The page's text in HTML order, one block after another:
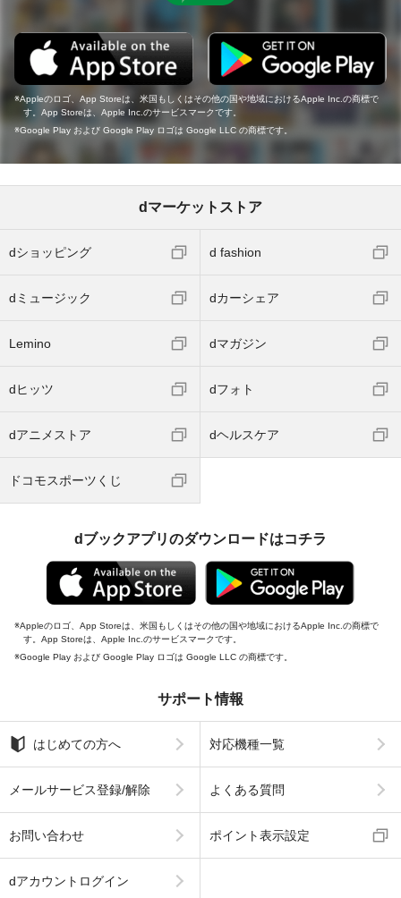
Appleのロゴ、App Storeは、米国もしくはその他の国や地域におけるApple Inc.の商標で
す。App Storeは、Apple Inc.のサービスマークです。
Google Play および Google Play ロゴは Google LLC の商標です。
dマーケットストア
dショッピング d fashion
dミュージック dカーシェア
Lemino dマガジン
dヒッツ dフォト
dアニメストア dヘルスケア
ドコモスポーツくじ
dブックアプリのダウンロードはコチラ
Appleのロゴ、App Storeは、米国もしくはその他の国や地域におけるApple Inc.の商標で
す。App Storeは、Apple Inc.のサービスマークです。
Google Play および Google Play ロゴは Google LLC の商標です。
サポート情報
はじめての方へ 対応機種一覧
メールサービス登録/解除 よくある質問
お問い合わせ ポイント表示設定
dアカウントログイン